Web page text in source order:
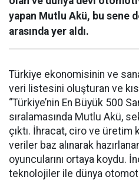
yapan Mutlu Akü, bu sene
arasında yer aldı.
Türkiye ekonomisinin ve
veri listesini oluşturan ve
“Türkiye’nin En Büyük 500
sıralamasında Mutlu Akü,
çıktı. İhracat, ciro ve
veriler baz alınarak
oyuncularını ortaya koydu.
teknolojiler ile dünya